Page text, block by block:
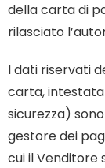
della carta di
rilasciato
I dati riservati
carta,
sicurezza)
gestore dei
cui il Venditore